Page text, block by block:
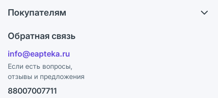
Ответы на вопросы
Блог
Карьера
Поставщики
Лицензия
Реклама на сайте
Ваши товары на ЕАПТЕКЕ
Покупателям
Программа СберСпасибо
Политика конфиденциальности
Пользовательское соглашение
Обратная связь
info@eapteka.ru
Если есть вопросы,
отзывы и предложения
88007007711